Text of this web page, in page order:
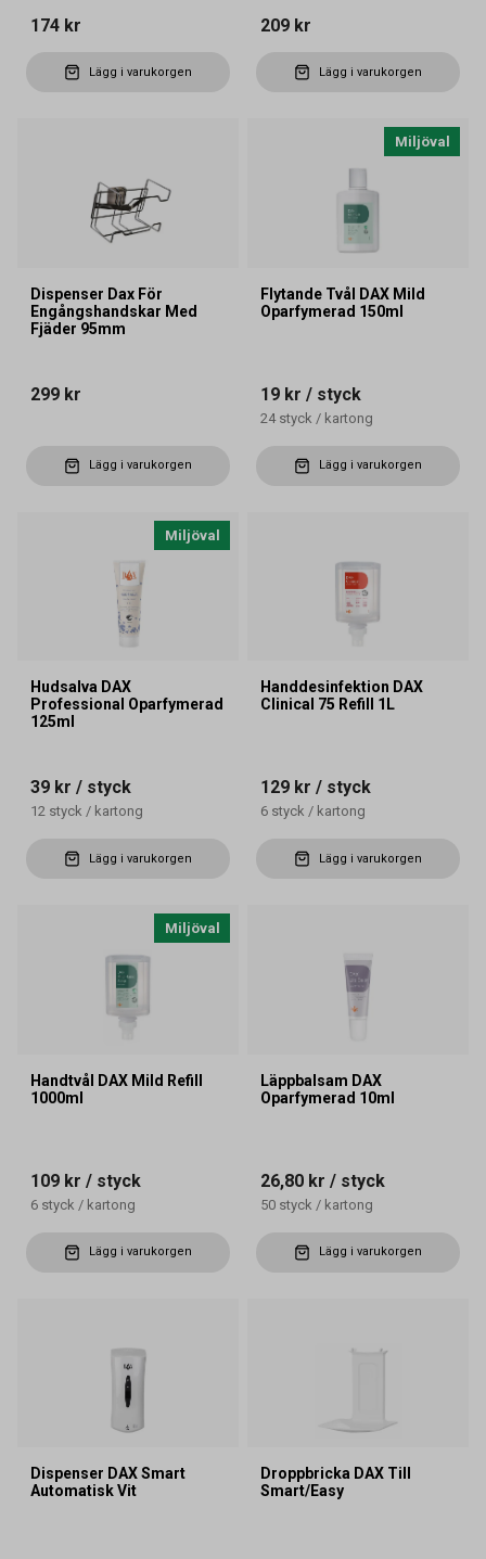
174 kr
Lägg i varukorgen
209 kr
Lägg i varukorgen
Dispenser Dax För
Engångshandskar Med
Fjäder 95mm
299 kr
Lägg i varukorgen
Miljöval
Flytande Tvål DAX Mild
Oparfymerad 150ml
19 kr / styck
24 styck / kartong
Lägg i varukorgen
Miljöval
Hudsalva DAX
Professional Oparfymerad
125ml
39 kr / styck
12 styck / kartong
Lägg i varukorgen
Handdesinfektion DAX
Clinical 75 Refill 1L
129 kr / styck
6 styck / kartong
Lägg i varukorgen
Miljöval
Handtvål DAX Mild Refill
1000ml
109 kr / styck
6 styck / kartong
Lägg i varukorgen
Läppbalsam DAX
Oparfymerad 10ml
26,80 kr / styck
50 styck / kartong
Lägg i varukorgen
Dispenser DAX Smart
Automatisk Vit
Droppbricka DAX Till
Smart/Easy